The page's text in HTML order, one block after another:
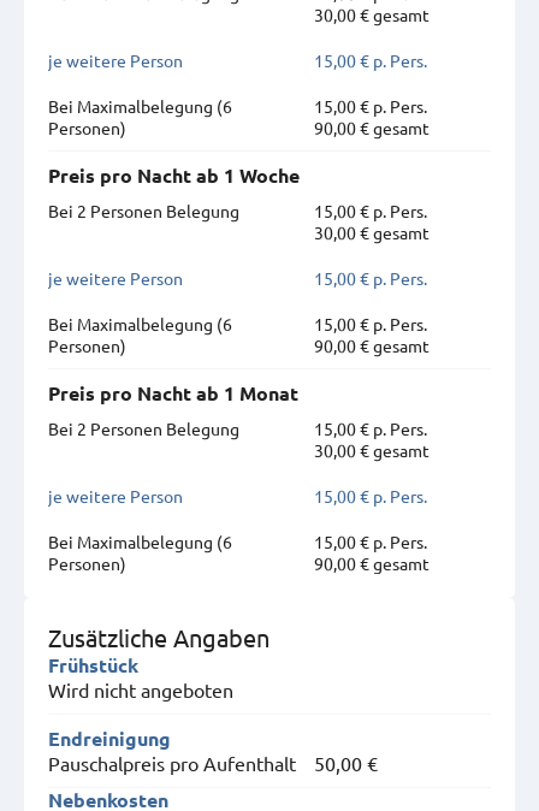
30,00 € gesamt
je weitere Person 15,00 € p. Pers.
Bei Maximal­belegung (6
Personen)
15,00 € p. Pers.
90,00 € gesamt
Preis pro Nacht ab 1 Woche
Bei 2 Personen Belegung
15,00 € p. Pers.
30,00 € gesamt
je weitere Person 15,00 € p. Pers.
Bei Maximal­belegung (6
Personen)
15,00 € p. Pers.
90,00 € gesamt
Preis pro Nacht ab 1 Monat
Bei 2 Personen Belegung
15,00 € p. Pers.
30,00 € gesamt
je weitere Person 15,00 € p. Pers.
Bei Maximal­belegung (6
Personen)
15,00 € p. Pers.
90,00 € gesamt
Zusätzliche Angaben
Frühstück
Wird nicht angeboten
Endreinigung
Pauschalpreis pro Aufenthalt 50,00 €
Nebenkosten